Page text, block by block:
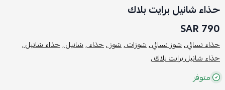
حذاء شانيل برايت بلاك
790 SAR
حذاء نسائي ,شوز نسائي ,شوزات ,شوز ,حذاء ,شانيل ,حذاء شانيل ,
حذاء شانيل برايت بلاك ,
متوفر